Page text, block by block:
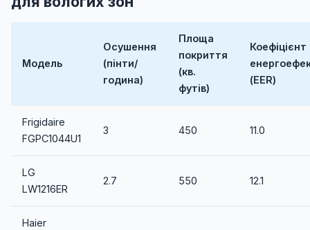
Модель
Осушення
(пінти/
година)
Площа
покриття
(кв.
футів)
Коефіцієнт
(EER)
Frigidaire
FGPC1044U1
3 450 11.0
LG
LW1216ER
2.7 550 12.1
Haier